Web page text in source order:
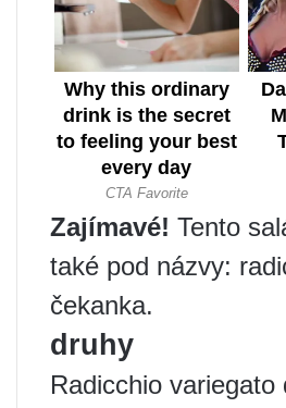
Zajímavé! Tento
také pod názvy:
čekanka.
druhy
Radicchio variegato